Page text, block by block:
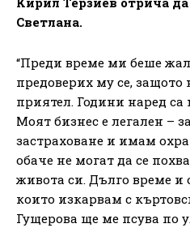
Светлана.
“Преди време ми беше
предоверих му се,
приятел. Години наред
Моят бизнес е легален –
застраховане и имам
обаче не могат да се
живота си. Дълго време и
които изкарвам с
Гущерова ще ме псува по